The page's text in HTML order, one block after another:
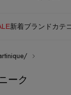
新着ブランド カテ
ーク